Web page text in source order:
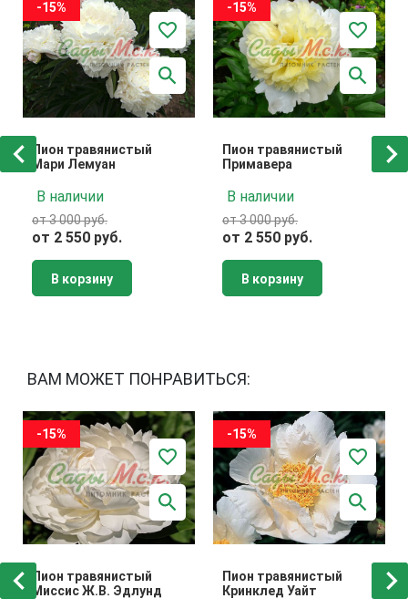
-15%
Пион травянистый
Мари Лемуан
В наличии
от 3 000 руб.
от 2 550 руб.
В корзину
-15%
Пион травянистый
Примавера
В наличии
от 3 000 руб.
от 2 550 руб.
В корзину
ВАМ МОЖЕТ ПОНРАВИТЬСЯ:
-15%
Пион травянистый
Миссис Ж.В. Эдлунд
-15%
Пион травянистый
Кринклед Уайт